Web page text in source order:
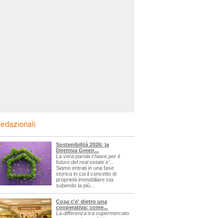
Sostenibilità 2026: la
Direttiva Green...
La vera parola chiave per il
futuro del real estate e'...
Siamo entrati in una fase
storica in cui il concetto di
proprietà immobiliare sta
subendo la più...
Cosa c'e' dietro una
cooperativa: come...
La differenza tra supermercato